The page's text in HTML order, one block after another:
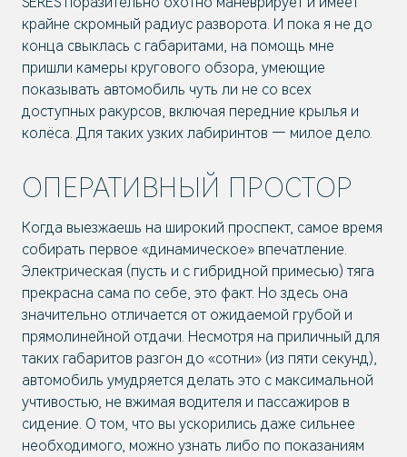
крайне скромный радиус разворота. И пока я не до
конца свыклась с габаритами, на помощь мне
пришли камеры кругового обзора, умеющие
показывать автомобиль чуть ли не со всех
доступных ракурсов, включая передние крылья и
колёса. Для таких узких лабиринтов — милое дело.
ОПЕРАТИВНЫЙ ПРОСТОР
Когда выезжаешь на широкий проспект, самое время
собирать первое «динамическое» впечатление.
Электрическая (пусть и с гибридной примесью) тяга
прекрасна сама по себе, это факт. Но здесь она
значительно отличается от ожидаемой грубой и
прямолинейной отдачи. Несмотря на приличный для
таких габаритов разгон до «сотни» (из пяти секунд),
автомобиль умудряется делать это с максимальной
учтивостью, не вжимая водителя и пассажиров в
сидение. О том, что вы ускорились даже сильнее
необходимого, можно узнать либо по показаниям